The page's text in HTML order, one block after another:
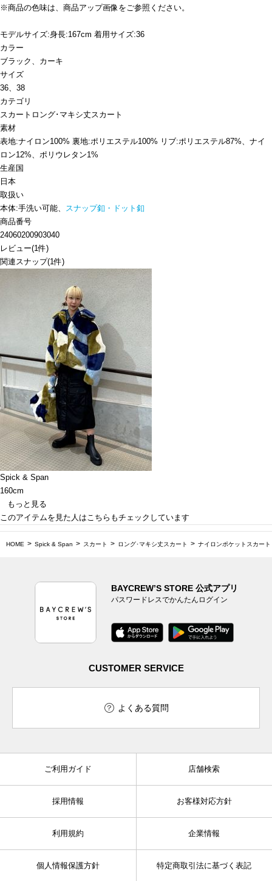
※商品の色味は、商品アップ画像をご参照ください。
モデルサイズ:身長:167cm 着用サイズ:36
カラー
ブラック、カーキ
サイズ
36、38
カテゴリ
スカート ロング･マキシ丈スカート
素材
表地:ナイロン100% 裏地:ポリエステル100% リブ:ポリエステル87%、ナイ
ロン12%、ポリウレタン1%
生産国
日本
取扱い
本体:手洗い可能、 スナップ釦・ドット釦
商品番号
24060200903040
レビュー(1件)
関連スナップ(1件)
Spick & Span
160cm
もっと見る
このアイテムを見た人はこちらもチェックしています
HOME Spick & Span スカート ロング･マキシ丈スカート ナイロンポケットスカート
BAYCREW’S STORE 公式アプリ
パスワードレスでかんたんログイン
CUSTOMER SERVICE
よくある質問
ご利用ガイド 店舗検索
採用情報 お客様対応方針
利用規約 企業情報
個人情報保護方針 特定商取引法に基づく表記